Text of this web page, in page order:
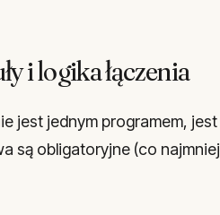
i logika łączenia
jest jednym programem, jest
są obligatoryjne (co najmniej